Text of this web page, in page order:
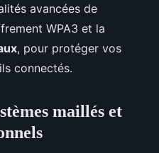
avancées de
WPA3 et la
, pour protéger vos
connectés.
maillés et